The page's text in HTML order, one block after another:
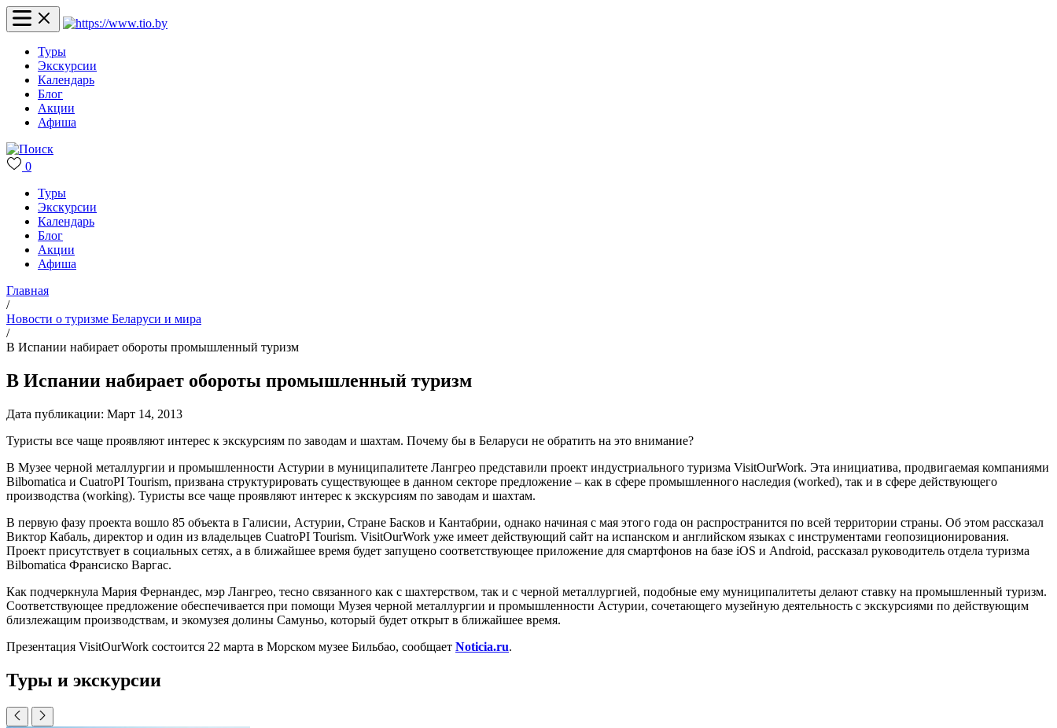
Туры
Экскурсии
Календарь
Блог
Акции
Афиша
0
Туры
Экскурсии
Календарь
Блог
Акции
Афиша
Главная
/
Новости о туризме Беларуси и мира
/
В Испании набирает обороты промышленный туризм
В Испании набирает обороты промышленный туризм
Дата публикации: Март 14, 2013
Туристы все чаще проявляют интерес к экскурсиям по заводам и шахтам. Почему бы в Беларуси не обратить на это внимание?
В Музее черной металлургии и промышленности Астурии в муниципалитете Лангрео представили проект индустриального туризма VisitOurWork. Эта инициатива, продвигаемая компаниями
Bilbomatica и CuatroPI Tourism, призвана структурировать существующее в данном секторе предложение – как в сфере промышленного наследия (worked), так и в сфере действующего
производства (working). Туристы все чаще проявляют интерес к экскурсиям по заводам и шахтам.
В первую фазу проекта вошло 85 объекта в Галисии, Астурии, Стране Басков и Кантабрии, однако начиная с мая этого года он распространится по всей территории страны. Об этом рассказал
Виктор Кабаль, директор и один из владельцев CuatroPI Tourism. VisitOurWork уже имеет действующий сайт на испанском и английском языках с инструментами геопозиционирования.
Проект присутствует в социальных сетях, а в ближайшее время будет запущено соответствующее приложение для смартфонов на базе iOS и Android, рассказал руководитель отдела туризма
Bilbomatica Франсиско Варгас.
Как подчеркнула Мария Фернандес, мэр Лангрео, тесно связанного как с шахтерством, так и с черной металлургией, подобные ему муниципалитеты делают ставку на промышленный туризм.
Соответствующее предложение обеспечивается при помощи Музея черной металлургии и промышленности Астурии, сочетающего музейную деятельность с экскурсиями по действующим
близлежащим производствам, и экомузея долины Самуньо, который будет открыт в ближайшее время.
Презентация VisitOurWork состоится 22 марта в Морском музее Бильбао, сообщает Noticia.ru.
Туры и экскурсии